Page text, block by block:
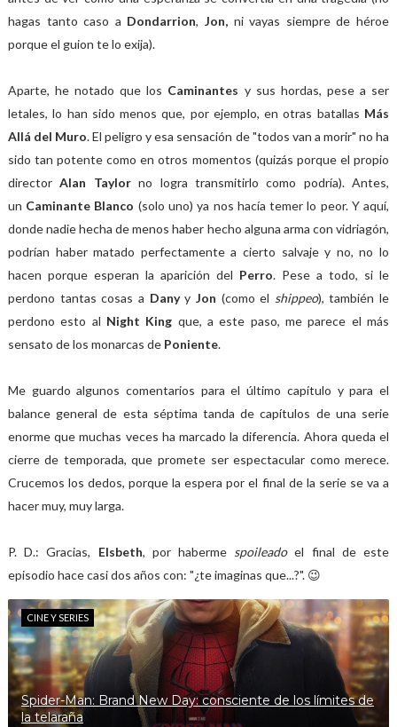
hagas tanto caso a Dondarrion, Jon, ni vayas siempre de héroe
porque el guion te lo exija).
Aparte, he notado que los Caminantes y sus hordas, pese a ser
letales, lo han sido menos que, por ejemplo, en otras batallas Más
Allá del Muro. El peligro y esa sensación de "todos van a morir" no ha
sido tan potente como en otros momentos (quizás porque el propio
directorAlan Taylorno logra transmitirlo como podría). Antes,
un Caminante Blanco (solo uno) ya nos hacía temer lo peor. Y aquí,
donde nadie hecha de menos haber hecho alguna arma con vidriagón,
podrían haber matado perfectamente a cierto salvaje y no, no lo
hacen porque esperan la aparición del Perro. Pese a todo, si le
perdono tantas cosas a Danyy Jon (como el shippeo), también le
perdono esto al Night King que, a este paso, me parece el más
sensato de los monarcas de Poniente.
Me guardo algunos comentarios para el último capítulo y para el
balance general de esta séptima tanda de capítulos de una serie
enorme que muchas veces ha marcado la diferencia. Ahora queda el
cierre de temporada, que promete ser espectacular como merece.
Crucemos los dedos, porque la espera por el final de la serie se va a
hacer muy, muy larga.
P. D.: Gracias, Elsbeth, por haberme spoileadoel final de este
episodio hace casi dos años con: "¿te imaginas que...?". 😉
CINE Y SERIES
Spider-Man: Brand New Day: consciente de los límites de
la telaraña